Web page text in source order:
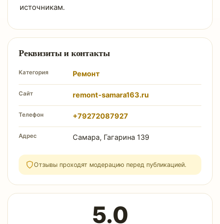
источникам.
Реквизиты и контакты
Категория Ремонт
Сайт remont-samara163.ru
Телефон +79272087927
Адрес Самара, Гагарина 139
Отзывы проходят модерацию перед публикацией.
5.0